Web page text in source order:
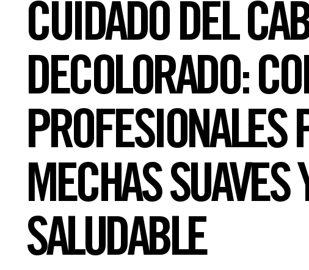
CUIDADO DEL
DECOLORADO:
PROFESIONALES
MECHAS SUAVES
SALUDABLE